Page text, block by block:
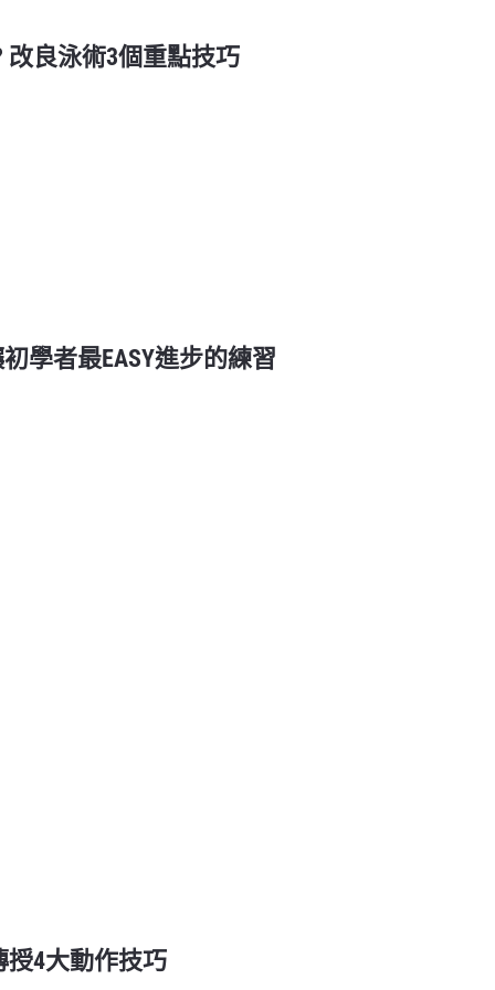
良泳術3個重點技巧
學者最EASY進步的練習
4大動作技巧